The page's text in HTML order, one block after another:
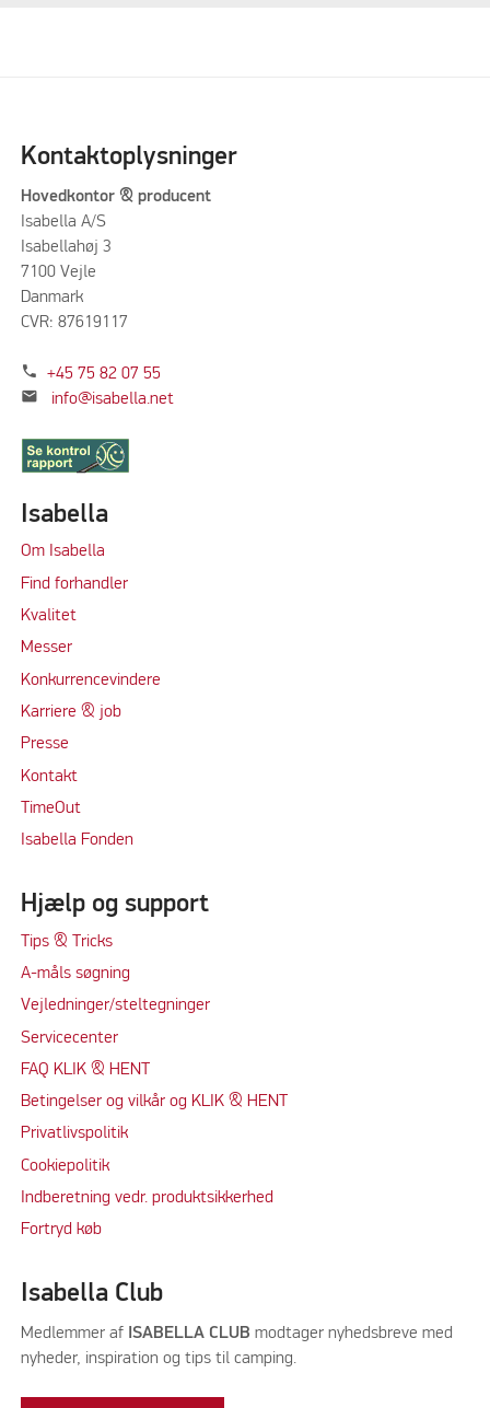
Kontaktoplysninger
Hovedkontor & producent
Isabella A/S
Isabellahøj 3
7100 Vejle
Danmark
CVR: 87619117
phone +45 75 82 07 55
mail info@isabella.net
Isabella
Om Isabella
Find forhandler
Kvalitet
Messer
Konkurrencevindere
Karriere & job
Presse
Kontakt
TimeOut
Isabella Fonden
Hjælp og support
Tips & Tricks
A-måls søgning
Vejledninger/steltegninger
Servicecenter
FAQ KLIK & HENT
Betingelser og vilkår og KLIK & HENT
Privatlivspolitik
Cookiepolitik
Indberetning vedr. produktsikkerhed
Fortryd køb
Isabella Club
Medlemmer afISABELLA CLUB modtager nyhedsbreve med
nyheder, inspiration og tips til camping.